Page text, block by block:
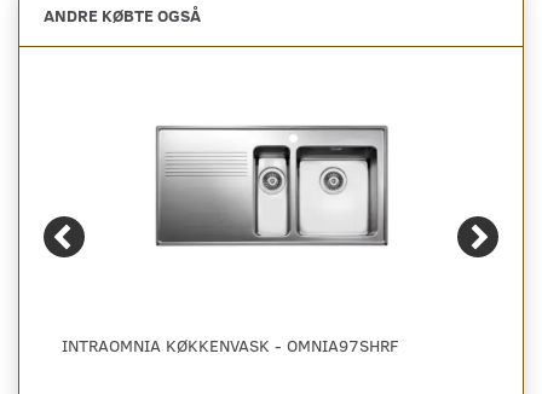
ANDRE KØBTE OGSÅ
INTRAOMNIA KØKKENVASK - OMNIA97SHRF